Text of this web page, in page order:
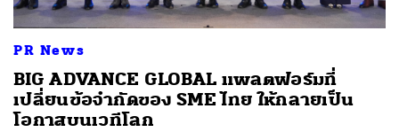
PR News
BIG ADVANCE GLOBAL แพลตฟอร์มที่
เปลี่ยนข้อจำกัดของ SME ไทย ให้กลายเป็น
โอกาสบนเวทีโลก